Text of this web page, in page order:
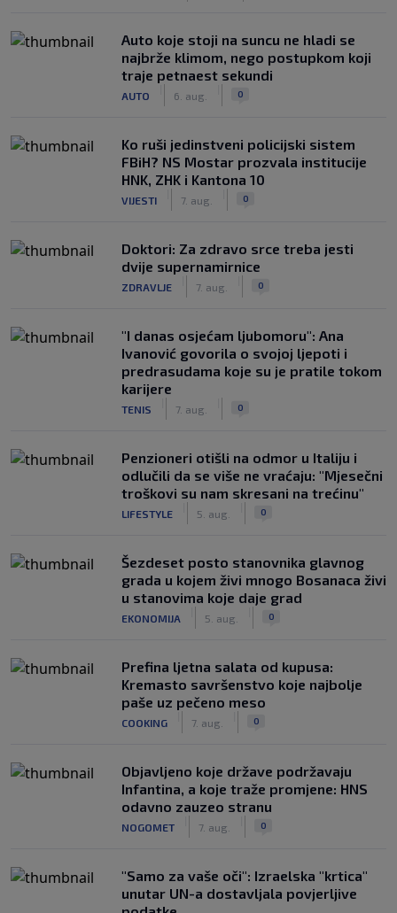
Auto koje stoji na suncu ne hladi se
najbrže klimom, nego postupkom koji
traje petnaest sekundi
AUTO 6. aug. 0
Ko ruši jedinstveni policijski sistem
FBiH? NS Mostar prozvala institucije
HNK, ZHK i Kantona 10
VIJESTI 7. aug. 0
Doktori: Za zdravo srce treba jesti
dvije supernamirnice
ZDRAVLJE 7. aug. 0
"I danas osjećam ljubomoru": Ana
Ivanović govorila o svojoj ljepoti i
predrasudama koje su je pratile tokom
karijere
TENIS 7. aug. 0
Penzioneri otišli na odmor u Italiju i
odlučili da se više ne vraćaju: "Mjesečni
troškovi su nam skresani na trećinu"
LIFESTYLE 5. aug. 0
Šezdeset posto stanovnika glavnog
grada u kojem živi mnogo Bosanaca živi
u stanovima koje daje grad
EKONOMIJA 5. aug. 0
Prefina ljetna salata od kupusa:
Kremasto savršenstvo koje najbolje
paše uz pečeno meso
COOKING 7. aug. 0
Objavljeno koje države podržavaju
Infantina, a koje traže promjene: HNS
odavno zauzeo stranu
NOGOMET 7. aug. 0
"Samo za vaše oči": Izraelska "krtica"
unutar UN-a dostavljala povjerljive